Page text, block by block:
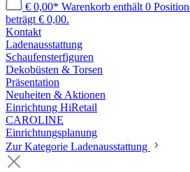
€ 0,00* Warenkorb enthält 0
beträgt € 0,00.
Kontakt
Laden­ausstattung
Schaufenster­figuren
Dekobüsten & Torsen
Präsentation
Neuheiten & Aktionen
Einrichtung HiRetail
CAROLINE
Einrichtungsplanung
Zur Kategorie Laden­ausstattung